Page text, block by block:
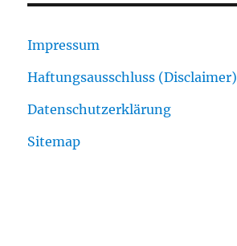
Impressum
Haftungsausschluss (Disclaimer)
Datenschutzerklärung
Sitemap